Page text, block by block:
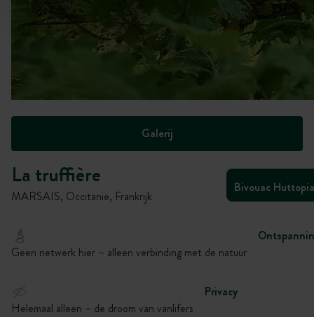
Galerij
La truffière
MARSAIS, Occitanie, Frankrijk
Bivouac
Geen netwerk hier – alleen verbinding met de natuur
Privacy
Helemaal alleen – de droom van vanlifers